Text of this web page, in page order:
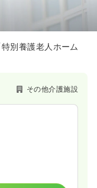
別養護老人ホーム
その他介護施設